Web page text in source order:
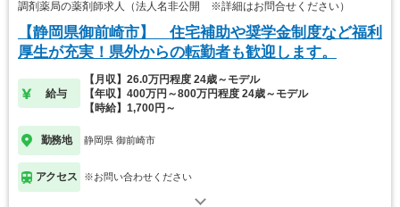
調剤薬局の薬剤師求人（法人名非公開 ※詳細はお問合せください）
【静岡県御前崎市】 住宅補助や奨学金制度など福利
厚生が充実！県外からの転勤者も歓迎します。
給与
【月収】26.0万円程度 24歳～モデル
【年収】400万円～800万円程度 24歳～モデル
【時給】1,700円～
勤務地 静岡県 御前崎市
アクセス ※お問い合わせください